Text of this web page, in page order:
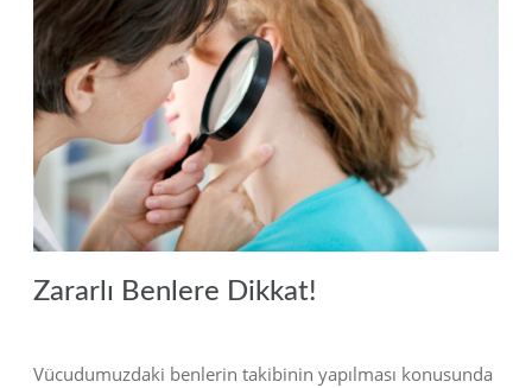
Zararlı Benlere Dikkat!
Vücudumuzdaki benlerin takibinin yapılması konusunda